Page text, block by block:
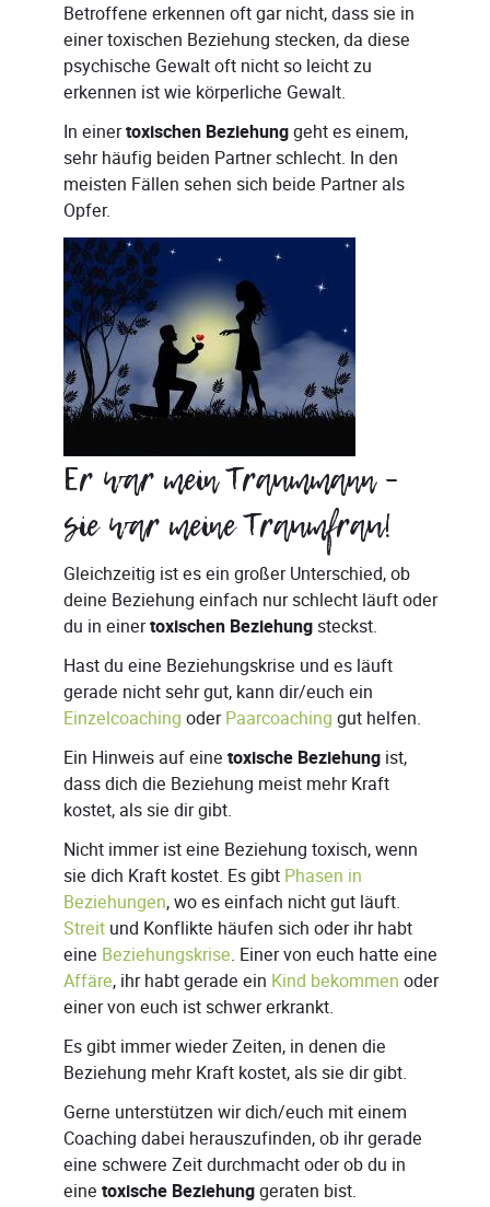
Betroffene erkennen oft gar nicht, dass sie in
einer toxischen Beziehung stecken, da diese
psychische Gewalt oft nicht so leicht zu
erkennen ist wie körperliche Gewalt.
In einertoxischen Beziehunggeht es einem,
sehr häufig beiden Partner schlecht. In den
meisten Fällen sehen sich beide Partner als
Opfer.
Er war mein Traummann –
sie war meine Traumfrau!
Gleichzeitig ist es ein großer Unterschied, ob
deine Beziehung einfach nur schlecht läuft oder
du in einertoxischen Beziehungsteckst.
Hast du eine Beziehungskrise und es läuft
gerade nicht sehr gut, kann dir/euch ein
Einzelcoaching oderPaarcoaching gut helfen.
Ein Hinweis auf eine toxische Beziehung ist,
dass dich die Beziehung meist mehr Kraft
kostet, als sie dir gibt.
Nicht immer ist eine Beziehung toxisch, wenn
sie dich Kraft kostet. Es gibt Phasen in
Beziehungen, wo es einfach nicht gut läuft.
Streit und Konflikte häufen sich oder ihr habt
eine Beziehungskrise. Einer von euch hatte eine
Affäre, ihr habt gerade ein Kind bekommen oder
einer von euch ist schwer erkrankt.
Es gibt immer wieder Zeiten, in denen die
Beziehung mehr Kraft kostet, als sie dir gibt.
Gerne unterstützen wir dich/euch mit einem
Coaching dabei herauszufinden, ob ihr gerade
eine schwere Zeit durchmacht oder ob du in
eine toxische Beziehunggeraten bist.